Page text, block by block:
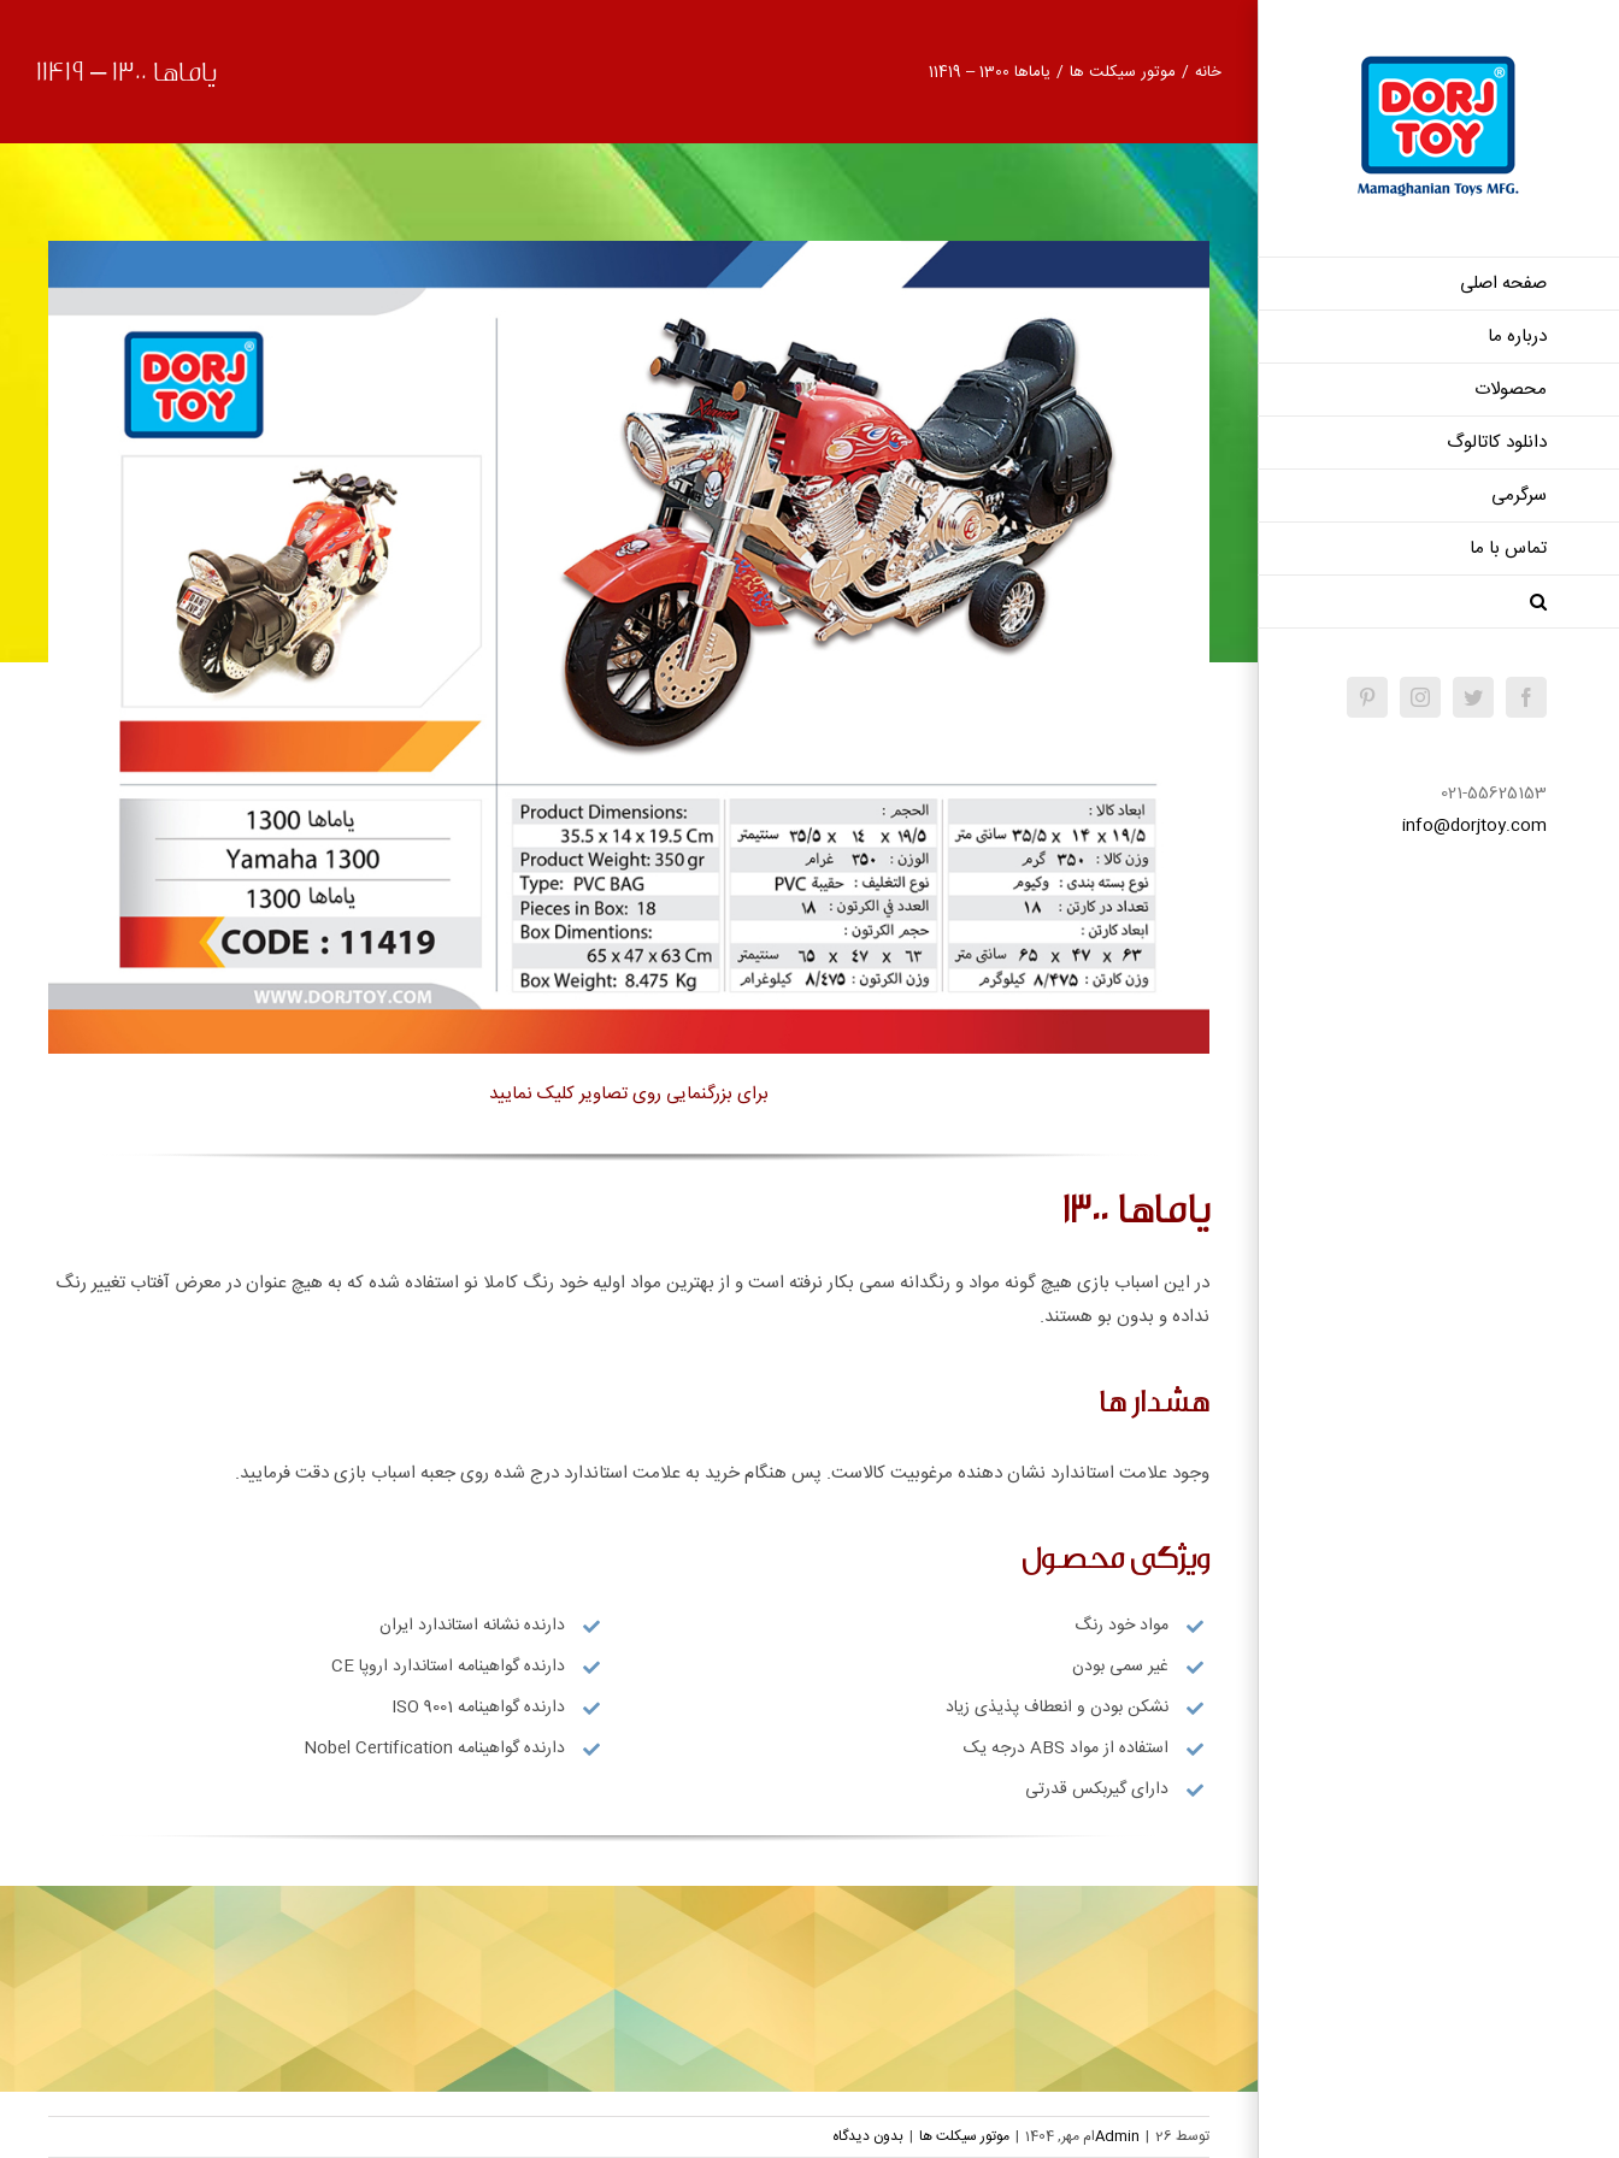
صفحه اصلی
درباره ما
محصولات
دانلود کاتالوگ
سرگرمی
تماس با ما
Facebook
Twitter
Instagram
021-55625153
info@dorjtoy.com
یاماها 1300 – 11419 خانه / موتور سیکلت ها / یاماها 1300 – 11419
قبلی بعدی
برای بزرگنمایی روی تصاویر کلیک نمایید
یاماها 1300
در این اسباب بازی هیچ گونه مواد و رنگدانه سمی بکار نرفته است و از بهترین مواد اولیه خود رنگ کاملا نو استفاده شده که به هیچ عنوان در معرض آفتاب تغییر رنگ
نداده و بدون بو هستند.
هشدار ها
وجود علامت استاندارد نشان دهنده مرغوبیت کالاست. پس هنگام خرید به علامت استاندارد درج شده روی جعبه اسباب بازی دقت فرمایید.
ویژگی محصول
مواد خود رنگ
غیر سمی بودن
نشکن بودن و انعطاف پذیذی زیاد
استفاده از مواد ABS درجه یک
دارای گیربکس قدرتی
دارنده نشانه استاندارد ایران
دارنده گواهینامه استاندارد اروپا CE
دارنده گواهینامه ISO 9001
دارنده گواهینامه Nobel Certification
توسط Admin | 26ام مهر, 1404 | موتور سیکلت ها | بدون دیدگاه